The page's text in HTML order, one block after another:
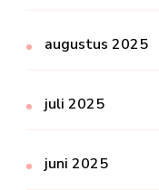
augustus 2025
juli 2025
juni 2025